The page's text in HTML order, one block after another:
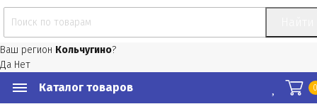
Ваш регион Кольчугино?
Да Нет
Каталог товаров